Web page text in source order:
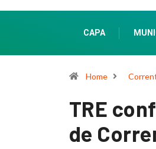
CAPA
Home
TRE
de